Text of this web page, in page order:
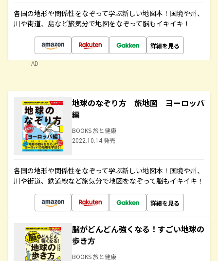
各国の地形や関係性をなぞって学ぶ新しい地図本！国境や州、
川や街道、島など旅気分で地図をなぞって脳もイキイキ！
詳細を見る
AD
地球のなぞり方 旅地図 ヨーロッパ
編
BOOKS 旅と健康
2022.10.14 発売
各国の地形や関係性をなぞって学ぶ新しい地図本！国境や州、
川や街道、鉄道線など旅気分で地図をなぞって脳もイキイキ！
詳細を見る
脳がどんどん強くなる！すごい地球の
歩き方
BOOKS 旅と健康